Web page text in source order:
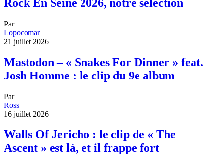
Rock En Seine 2026, notre sélection
Par
Lopocomar
21 juillet 2026
Mastodon – « Snakes For Dinner » feat.
Josh Homme : le clip du 9e album
Par
Ross
16 juillet 2026
Walls Of Jericho : le clip de « The
Ascent » est là, et il frappe fort